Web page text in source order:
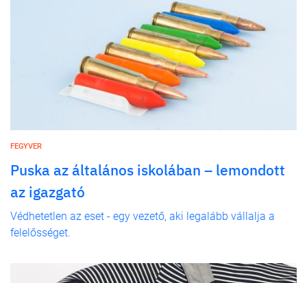
FEGYVER
Puska az általános iskolában – lemondott
az igazgató
Védhetetlen az eset - egy vezető, aki legalább vállalja a
felelősséget.